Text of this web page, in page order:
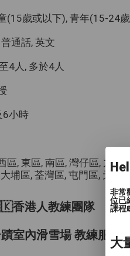
(15歲或以下), 青年(15-24
通話, 英文
4人, 多於4人
6小時
區, 東區, 南區, 灣仔區, 九龍
埔區, 荃灣區, 屯門區, 元朗
香港人教練團隊
室內滑雪場 教練服務
非常
位已
課程
大